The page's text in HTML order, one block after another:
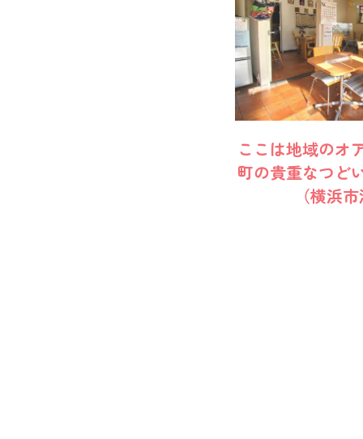
ここは地域のオ
町の貴重なつど
（横浜